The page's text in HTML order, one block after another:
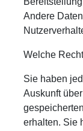
Andere
Welche
Sie haben
Auskunft
erhalten. Sie